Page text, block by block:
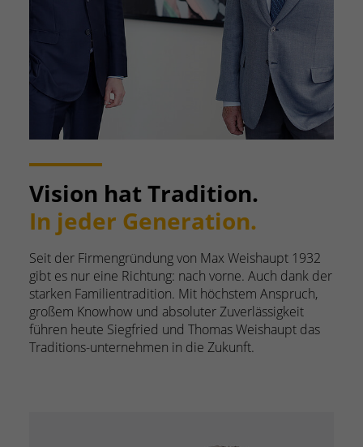
Vision hat Tradition.
In jeder Generation.
Seit der Firmengründung von Max Weishaupt 1932
gibt es nur eine Richtung: nach vorne. Auch dank der
starken Familientradition. Mit höchstem Anspruch,
großem Knowhow und absoluter Zuverlässigkeit
führen heute Siegfried und Thomas Weishaupt das
Traditions-unternehmen in die Zukunft.